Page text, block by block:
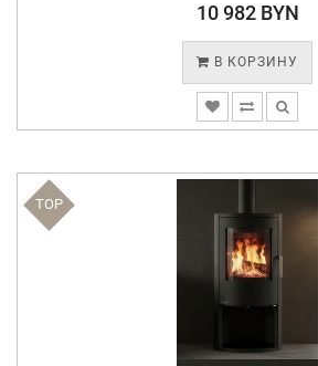
10 982 BYN
В КОРЗИНУ
TOP